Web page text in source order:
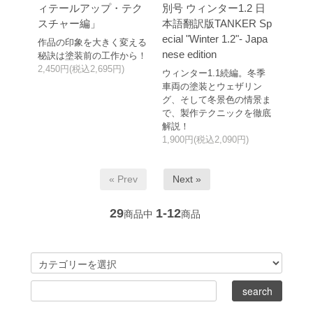
ィテールアップ・テク
スチャー編」
作品の印象を大きく変える
秘訣は塗装前の工作から！
2,450円(税込2,695円)
別号 ウィンター1.2 日
本語翻訳版TANKER Sp
ecial "Winter 1.2"- Japa
nese edition
ウィンター1.1続編。冬季
車両の塗装とウェザリン
グ、そして冬景色の情景ま
で、製作テクニックを徹底
解説！
1,900円(税込2,090円)
« Prev Next »
29商品中 1-12商品